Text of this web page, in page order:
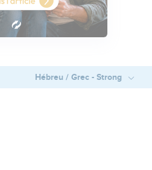
Hébreu / Grec - Strong